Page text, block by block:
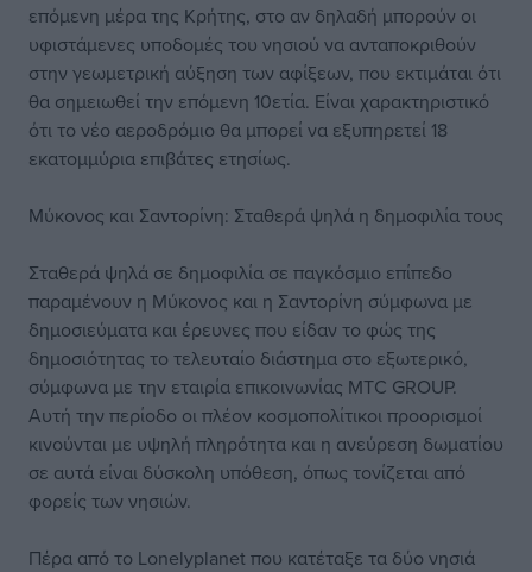
επόμενη μέρα της Κρήτης, στο αν δηλαδή μπορούν οι
υφιστάμενες υποδομές του νησιού να ανταποκριθούν
στην γεωμετρική αύξηση των αφίξεων, που εκτιμάται ότι
θα σημειωθεί την επόμενη 10ετία. Είναι χαρακτηριστικό
ότι το νέο αεροδρόμιο θα μπορεί να εξυπηρετεί 18
εκατομμύρια επιβάτες ετησίως.
Μύκονος και Σαντορίνη: Σταθερά ψηλά η δημοφιλία τους
Σταθερά ψηλά σε δημοφιλία σε παγκόσμιο επίπεδο
παραμένουν η Μύκονος και η Σαντορίνη σύμφωνα με
δημοσιεύματα και έρευνες που είδαν το φώς της
δημοσιότητας το τελευταίο διάστημα στο εξωτερικό,
σύμφωνα με την εταιρία επικοινωνίας MTC GROUP.
Αυτή την περίοδο οι πλέον κοσμοπολίτικοι προορισμοί
κινούνται με υψηλή πληρότητα και η ανεύρεση δωματίου
σε αυτά είναι δύσκολη υπόθεση, όπως τονίζεται από
φορείς των νησιών.
Πέρα από το Lonelyplanet που κατέταξε τα δύο νησιά